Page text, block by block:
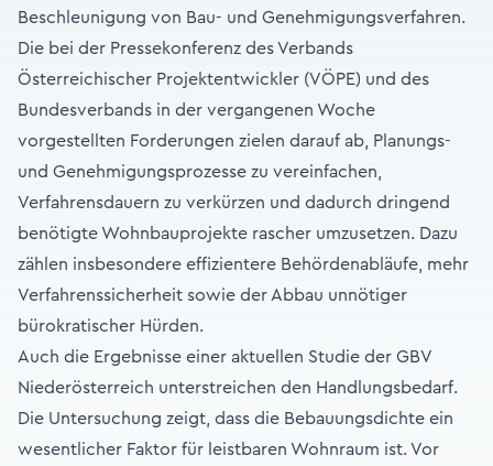
Beschleunigung von Bau- und Genehmigungsverfahren.
Die bei der Pressekonferenz des Verbands
Österreichischer Projektentwickler (VÖPE) und des
Bundesverbands in der vergangenen Woche
vorgestellten Forderungen zielen darauf ab, Planungs-
und Genehmigungsprozesse zu vereinfachen,
Verfahrensdauern zu verkürzen und dadurch dringend
benötigte Wohnbauprojekte rascher umzusetzen. Dazu
zählen insbesondere effizientere Behördenabläufe, mehr
Verfahrenssicherheit sowie der Abbau unnötiger
bürokratischer Hürden.
Auch die Ergebnisse einer aktuellen Studie der GBV
Niederösterreich unterstreichen den Handlungsbedarf.
Die Untersuchung zeigt, dass die Bebauungsdichte ein
wesentlicher Faktor für leistbaren Wohnraum ist. Vor